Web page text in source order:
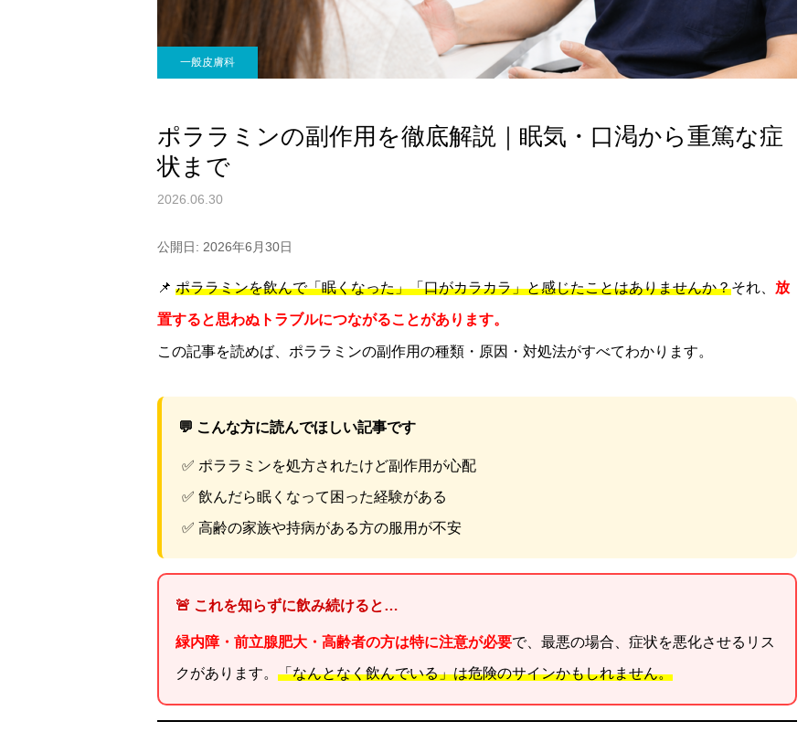
一般皮膚科
ポララミンの副作用を徹底解説｜眠気・口渇から重篤な症
状まで
2026.06.30
公開日: 2026年6月30日
📌 ポララミンを飲んで「眠くなった」「口がカラカラ」と感じたことはありませんか？それ、 放
置すると思わぬトラブルにつながることがあります。
この記事を読めば、ポララミンの副作用の種類・原因・対処法がすべてわかります。
💬 こんな方に読んでほしい記事です
✅ ポララミンを処方されたけど副作用が心配
✅ 飲んだら眠くなって困った経験がある
✅ 高齢の家族や持病がある方の服用が不安
🚨 これを知らずに飲み続けると…
緑内障・前立腺肥大・高齢者の方は特に注意が必要で、最悪の場合、症状を悪化させるリス
クがあります。 「なんとなく飲んでいる」は危険のサインかもしれません。